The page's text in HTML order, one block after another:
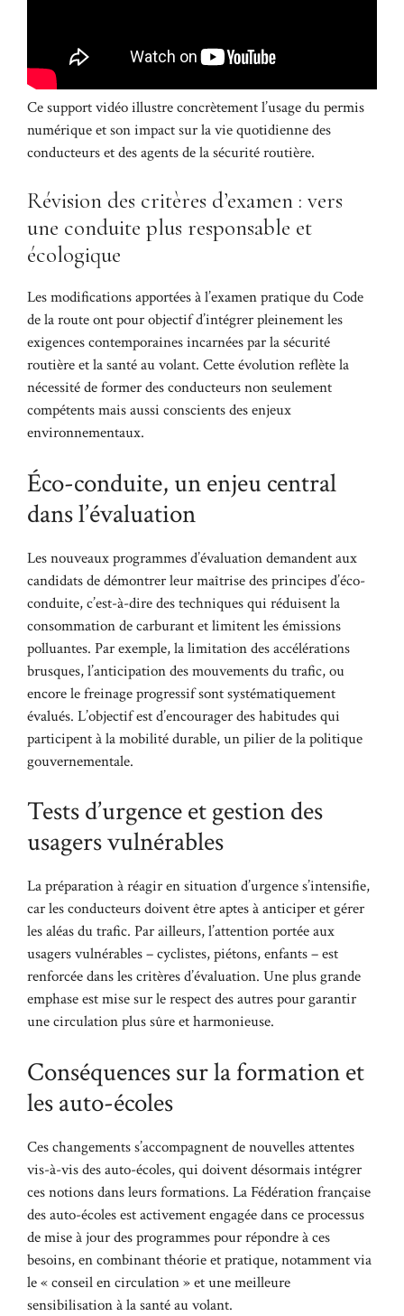
Ce support vidéo illustre concrètement l’usage du permis
numérique et son impact sur la vie quotidienne des
conducteurs et des agents de la sécurité routière.
Révision des critères d’examen : vers
une conduite plus responsable et
écologique
Les modifications apportées à l’examen pratique du Code
de la route ont pour objectif d’intégrer pleinement les
exigences contemporaines incarnées par la sécurité
routière et la santé au volant. Cette évolution reflète la
nécessité de former des conducteurs non seulement
compétents mais aussi conscients des enjeux
environnementaux.
Éco-conduite, un enjeu central
dans l’évaluation
Les nouveaux programmes d’évaluation demandent aux
candidats de démontrer leur maîtrise des principes d’éco-
conduite, c’est-à-dire des techniques qui réduisent la
consommation de carburant et limitent les émissions
polluantes. Par exemple, la limitation des accélérations
brusques, l’anticipation des mouvements du trafic, ou
encore le freinage progressif sont systématiquement
évalués. L’objectif est d’encourager des habitudes qui
participent à la mobilité durable, un pilier de la politique
gouvernementale.
Tests d’urgence et gestion des
usagers vulnérables
La préparation à réagir en situation d’urgence s’intensifie,
car les conducteurs doivent être aptes à anticiper et gérer
les aléas du trafic. Par ailleurs, l’attention portée aux
usagers vulnérables – cyclistes, piétons, enfants – est
renforcée dans les critères d’évaluation. Une plus grande
emphase est mise sur le respect des autres pour garantir
une circulation plus sûre et harmonieuse.
Conséquences sur la formation et
les auto-écoles
Ces changements s’accompagnent de nouvelles attentes
vis-à-vis des auto-écoles, qui doivent désormais intégrer
ces notions dans leurs formations. La Fédération française
des auto-écoles est activement engagée dans ce processus
de mise à jour des programmes pour répondre à ces
besoins, en combinant théorie et pratique, notamment via
le « conseil en circulation » et une meilleure
sensibilisation à la santé au volant.